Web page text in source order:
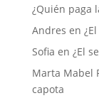
¿Quién paga
Andres en
Sofia en ¿El
Marta Mabel
capota